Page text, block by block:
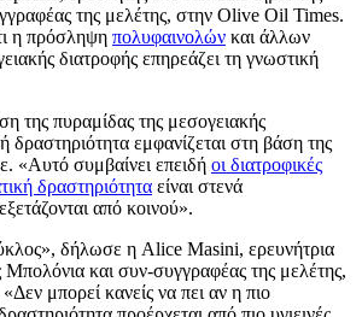
της μελέτης, στην Olive Oil Times.
η πρόσληψη πολυφαινολών και άλλων
διατροφής επηρεάζει τη γνωστική
της πυραμίδας της μεσογειακής
δραστηριότητα εμφανίζεται στη βάση της
«Αυτό συμβαίνει επειδή οι διατροφικές
δραστηριότητα είναι στενά
από κοινού».
δήλωσε η Alice Masini, ερευνήτρια
Μπολόνια και συν-συγγραφέας της μελέτης,
μπορεί κανείς να πει αν η πιο